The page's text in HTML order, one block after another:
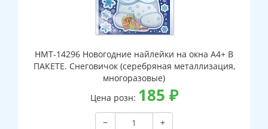
НМТ-14296 Новогодние найлейки на окна А4+ В
ПАКЕТЕ. Снеговичок (серебряная металлизация,
многоразовые)
Цена розн: 185 ₽
−
+